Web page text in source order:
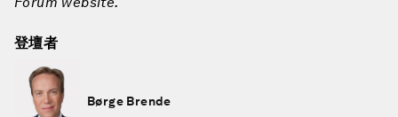
登壇者
Børge Brende